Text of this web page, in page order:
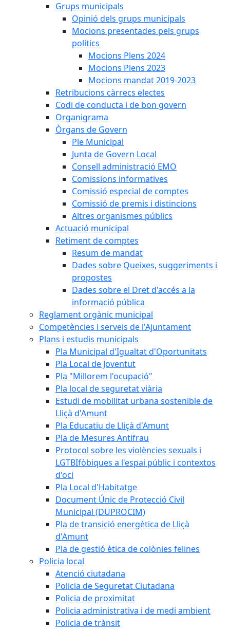
Grups municipals
Opinió dels grups municipals
Mocions presentades pels grups
polítics
Mocions Plens 2024
Mocions Plens 2023
Mocions mandat 2019-2023
Retribucions càrrecs electes
Codi de conducta i de bon govern
Organigrama
Òrgans de Govern
Ple Municipal
Junta de Govern Local
Consell administració EMO
Comissions informatives
Comissió especial de comptes
Comissió de premis i distincions
Altres organismes públics
Actuació municipal
Retiment de comptes
Resum de mandat
Dades sobre Queixes, suggeriments i
propostes
Dades sobre el Dret d'accés a la
informació pública
Reglament orgànic municipal
Competències i serveis de l'Ajuntament
Plans i estudis municipals
Pla Municipal d'Igualtat d'Oportunitats
Pla Local de Joventut
Pla "Millorem l'ocupació"
Pla local de seguretat viària
Estudi de mobilitat urbana sostenible de
Lliçà d'Amunt
Pla Educatiu de Lliçà d'Amunt
Pla de Mesures Antifrau
Protocol sobre les violències sexuals i
LGTBIfòbiques a l'espai públic i contextos
d'oci
Pla Local d'Habitatge
Document Únic de Protecció Civil
Municipal (DUPROCIM)
Pla de transició energètica de Lliçà
d'Amunt
Pla de gestió ètica de colònies felines
Policia local
Atenció ciutadana
Policia de Seguretat Ciutadana
Policia de proximitat
Policia administrativa i de medi ambient
Policia de trànsit